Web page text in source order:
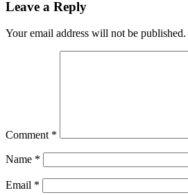
Leave a Reply
Your email address will not be published.
Comment *
Name *
Email *